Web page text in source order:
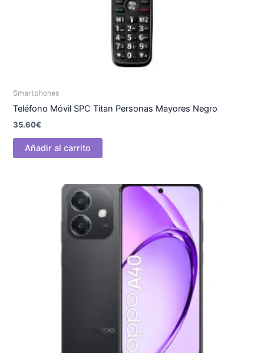
Smartphones
Teléfono Móvil SPC Titan Personas Mayores Negro
35.60€
Añadir al carrito